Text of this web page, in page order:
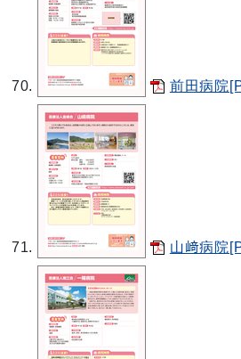
前田病院
山﨑病院